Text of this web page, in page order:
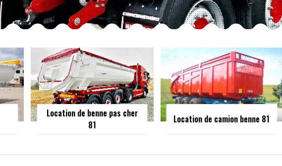
Location de benne pas cher
81
Location de camion benne 81